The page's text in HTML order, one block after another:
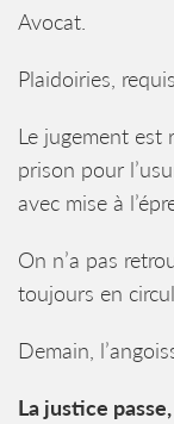
Avocat.
Plaidoiries,
Le jugement est
prison pour
avec mise à
On n’a pas
toujours en
Demain,
La justice